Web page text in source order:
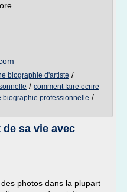
biographie d'artiste /
/ comment faire ecrire
biographie professionnelle /
sa vie avec
photos dans la plupart